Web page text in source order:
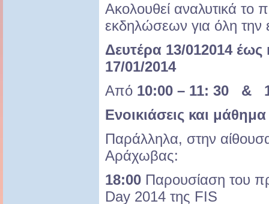
Ακολουθεί αναλυτικά το
εκδηλώσεων για όλη την
Δευτέρα 13/012014
17/01/2014
Από 10:00 – 11: 30 &
Ενοικιάσεις και
Παράλληλα, στην
Αράχωβας:
18:00 Παρουσίαση του
Day 2014 της FIS